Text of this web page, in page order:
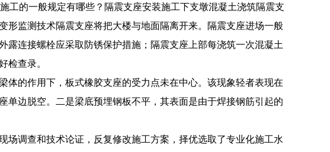
工的一般规定有哪些？隔震支座安装施工下支墩混凝土浇筑隔震支
形监测技术隔震支座将把大楼与地面隔离开来。隔震支座进场一般
连接螺栓应采取防锈保护措施；隔震支座上部每浇筑一次混凝土
检查录。
的作用下，板式橡胶支座的受力点未在中心。该现象轻者表现在
单边脱空。二是梁底预埋钢板不平，其表面是由于焊接钢筋引起的
场调查和技术论证，反复修改施工方案，择优选取了专业化施工水